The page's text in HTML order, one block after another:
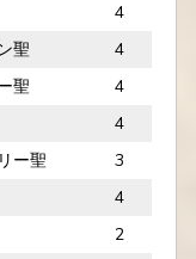
4
聖
4
聖
4
4
ー聖
3
4
2